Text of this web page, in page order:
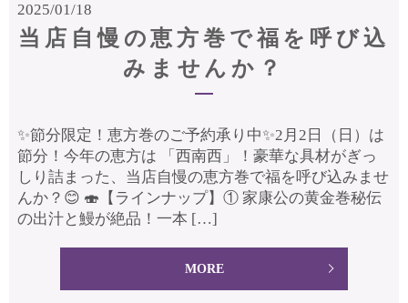
2025/01/18
当店自慢の恵方巻で福を呼び込
みませんか？
✨節分限定！恵方巻のご予約承り中✨2月2日（日）は
節分！今年の恵方は 「西南西」！豪華な具材がぎっ
しり詰まった、当店自慢の恵方巻で福を呼び込みませ
んか？😊 🍣【ラインナップ】① 家康公の黄金巻秘伝
の出汁と鰻が絶品！一本 […]
MORE